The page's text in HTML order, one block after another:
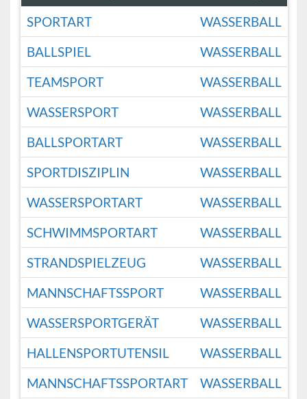
SPORTART
WASSERBALL
BALLSPIEL
WASSERBALL
TEAMSPORT
WASSERBALL
WASSERSPORT
WASSERBALL
BALLSPORTART
WASSERBALL
SPORTDISZIPLIN
WASSERBALL
WASSERSPORTART
WASSERBALL
SCHWIMMSPORTART
WASSERBALL
STRANDSPIELZEUG
WASSERBALL
MANNSCHAFTSSPORT
WASSERBALL
WASSERSPORTGERÄT
WASSERBALL
HALLENSPORTUTENSIL
WASSERBALL
MANNSCHAFTSSPORTART
WASSERBALL